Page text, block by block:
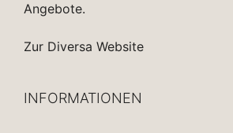
Angebote.
Zur Diversa Website
INFORMATIONEN